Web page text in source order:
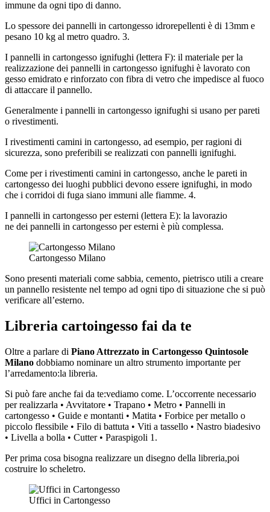
immune da ogni tipo di danno.
Lo spessore dei pannelli in cartongesso idrorepellenti è di 13mm e
pesano 10 kg al metro quadro. 3.
I pannelli in cartongesso ignifughi (lettera F): il materiale per la
realizzazione dei pannelli in cartongesso ignifughi è lavorato con
gesso emidrato e rinforzato con fibra di vetro che impedisce al fuoco
di attaccare il pannello.
Generalmente i pannelli in cartongesso ignifughi si usano per pareti
o rivestimenti.
I rivestimenti camini in cartongesso, ad esempio, per ragioni di
sicurezza, sono preferibili se realizzati con pannelli ignifughi.
Come per i rivestimenti camini in cartongesso, anche le pareti in
cartongesso dei luoghi pubblici devono essere ignifughi, in modo
che i corridoi di fuga siano immuni alle fiamme. 4.
I pannelli in cartongesso per esterni (lettera E): la lavorazio
ne dei pannelli in cartongesso per esterni è più complessa.
Cartongesso Milano
Sono presenti materiali come sabbia, cemento, pietrisco utili a creare
un pannello resistente nel tempo ad ogni tipo di situazione che si può
verificare all’esterno.
Libreria cartoingesso fai da te
Oltre a parlare di Piano Attrezzato in Cartongesso Quintosole
Milano dobbiamo nominare un altro strumento importante per
l’arredamento:la libreria.
Si può fare anche fai da te:vediamo come. L’occorrente necessario
per realizzarla • Avvitatore • Trapano • Metro • Pannelli in
cartongesso • Guide e montanti • Matita • Forbice per metallo o
piccolo flessibile • Filo di battuta • Viti a tassello • Nastro biadesivo
• Livella a bolla • Cutter • Paraspigoli 1.
Per prima cosa bisogna realizzare un disegno della libreria,poi
costruire lo scheletro.
Uffici in Cartongesso